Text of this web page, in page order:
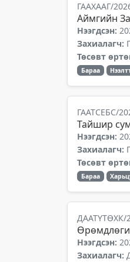
ГААХААГ/
Аймгийн
Нээгдсэн:
Захиалагч:
Төсөвт
Бараа
ГААТСЕБС/
Тайшир
Нээгдсэн:
Захиалагч:
Төсөвт
Бараа
ДААТҮТӨХК/
Нээгдсэн:
Захиалагч: